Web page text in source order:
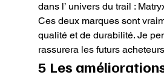
dans l’ univers du trail :
Ces deux marques sont
qualité et de durabilité. Je
rassurera les futurs
5 Les